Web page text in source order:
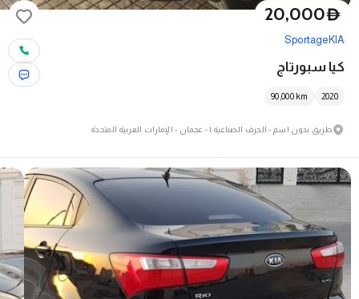
D
20,000
KIA
Sportage
كيا سبورتاج
2020
90,000 km
طريق بدون اسم - الجرف الصناعية ١ - عجمان - الإمارات العربية المتحدة